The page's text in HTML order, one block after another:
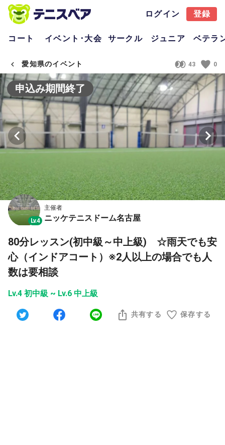
ログイン 登録
コート イベント･大会 サークル ジュニア ベテラ
愛知県のイベント 43 0
申込み期間終了
Lv.4
主催者
ニッケテニスドーム名古屋
80分レッスン(初中級～中上級) ☆雨天でも安
心（インドアコート）※2人以上の場合でも人
数は要相談
Lv.4 初中級 ~ Lv.6 中上級
共有する 保存する